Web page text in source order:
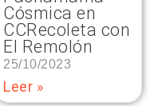
Cósmica en
CCRecoleta con
El Remolón
25/10/2023
Leer »